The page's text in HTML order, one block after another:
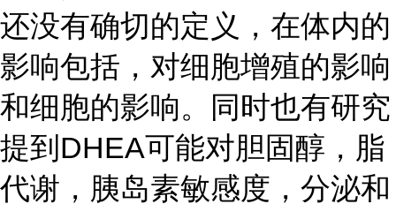
还没有确切的定义，在体内的
影响包括，对细胞增殖的影响
和细胞的影响。同时也有研究
提到DHEA可能对胆固醇，脂
代谢，胰岛素敏感度，分泌和